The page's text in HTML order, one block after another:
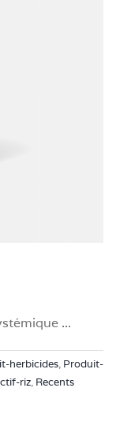
...
herbicides, Produit-
riz, Recents